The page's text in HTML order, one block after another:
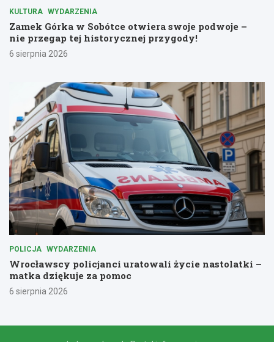
KULTURA WYDARZENIA
Zamek Górka w Sobótce otwiera swoje podwoje –
nie przegap tej historycznej przygody!
6 sierpnia 2026
POLICJA WYDARZENIA
Wrocławscy policjanci uratowali życie nastolatki –
matka dziękuje za pomoc
6 sierpnia 2026